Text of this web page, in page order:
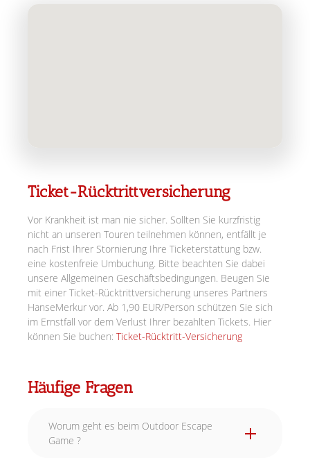
Ticket-Rücktrittversicherung
Vor Krankheit ist man nie sicher. Sollten Sie kurzfristig
nicht an unseren Touren teilnehmen können, entfällt je
nach Frist Ihrer Stornierung Ihre Ticketerstattung bzw.
eine kostenfreie Umbuchung. Bitte beachten Sie dabei
unsere Allgemeinen Geschäftsbedingungen. Beugen Sie
mit einer Ticket-Rücktrittversicherung unseres Partners
HanseMerkur vor. Ab 1,90 EUR/Person schützen Sie sich
im Ernstfall vor dem Verlust Ihrer bezahlten Tickets. Hier
können Sie buchen: Ticket-Rücktritt-Versicherung
Häufige Fragen
Worum geht es beim Outdoor Escape
Game ?